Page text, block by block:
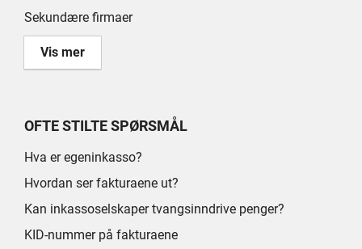
Sekundære firmaer
Vis mer
OFTE STILTE SPØRSMÅL
Hva er egeninkasso?
Hvordan ser fakturaene ut?
Kan inkassoselskaper tvangsinndrive penger?
KID-nummer på fakturaene